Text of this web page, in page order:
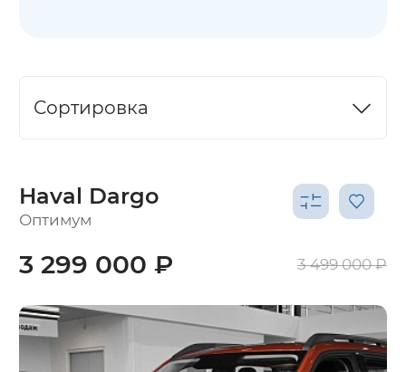
Сортировка
Haval Dargo
Оптимум
3 299 000 ₽ 3 499 000 ₽